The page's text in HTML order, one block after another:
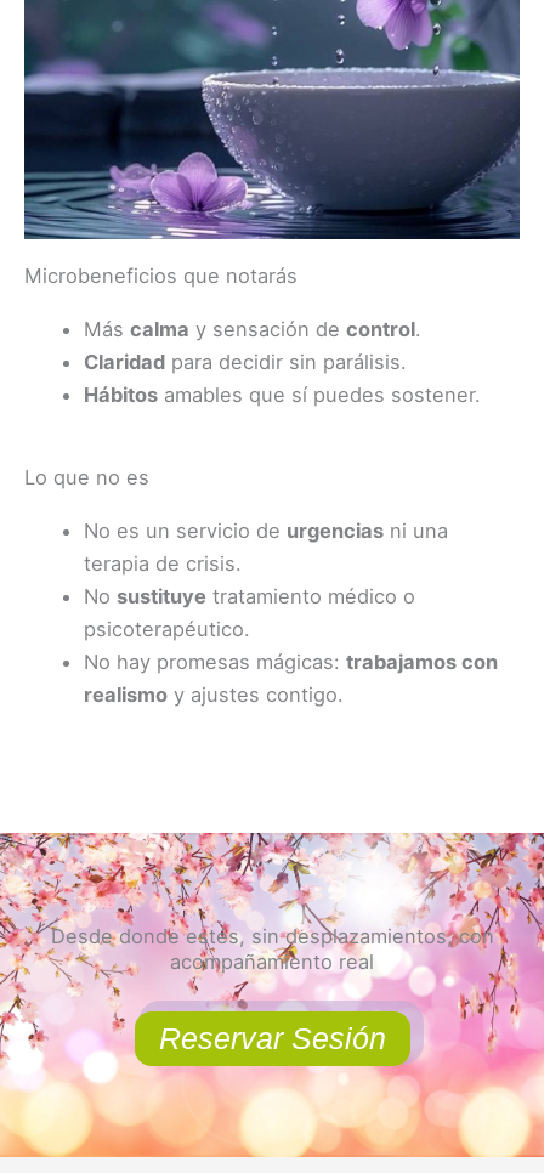
Microbeneficios que notarás
Máscalma y sensación decontrol.
Claridad para decidir sin parálisis.
Hábitos amables que sí puedes sostener.
Lo que no es
No es un servicio de urgencias ni una
terapia de crisis.
No sustituye tratamiento médico o
psicoterapéutico.
No hay promesas mágicas:trabajamos con
realismo y ajustes contigo.
Desde donde estés, sin desplazamientos, con
acompañamiento real
Reservar Sesión